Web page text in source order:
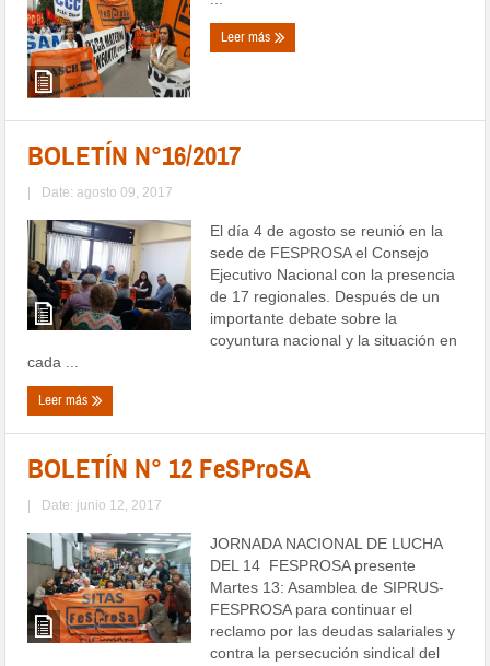
Leer más
BOLETÍN N°16/2017
| Date: agosto 09, 2017
El día 4 de agosto se reunió en la
sede de FESPROSA el Consejo
Ejecutivo Nacional con la presencia
de 17 regionales. Después de un
importante debate sobre la
coyuntura nacional y la situación en
cada ...
Leer más
BOLETÍN N° 12 FeSProSA
| Date: junio 12, 2017
JORNADA NACIONAL DE LUCHA
DEL 14 FESPROSA presente
Martes 13: Asamblea de SIPRUS-
FESPROSA para continuar el
reclamo por las deudas salariales y
contra la persecución sindical del